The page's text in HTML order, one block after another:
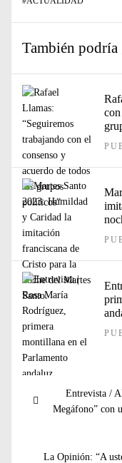
También podría
de
Entrada
anterior:
Entrevista /
Megáfono” con
Entrada
La Opinión: “A